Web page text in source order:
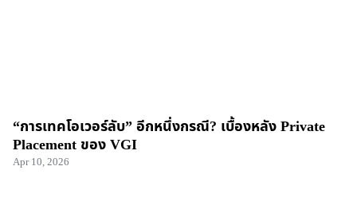
“การเทคโอเวอร์ลับ” อีกหนึ่งกรณี? เบื้องหลัง Private
Placement ของ VGI
Apr 10, 2026